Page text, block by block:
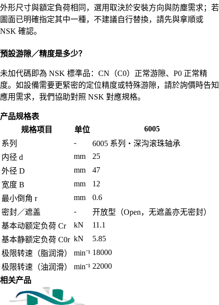
外形尺寸與額定負荷相同，選用取決於安裝方向與防塵需求；若
圖面已明確指定其中一種，不建議自行替換，請先與拿順或
NSK 確認。
預設游隙／精度是多少？
未加代碼即為 NSK 標準品：CN（C0）正常游隙、P0 正常精
度。如設備需要更緊密的定位精度或特殊游隙，請於詢價時告知
應用需求，我們協助對照 NSK 對應規格。
产品规格表
规格项目
单位
6005
系列
-
6005 系列・深沟滚珠轴承
内径 d
mm
25
外径 D
mm
47
宽度 B
mm
12
最小倒角 r
mm
0.6
密封／遮盖
-
开放型（Open，无遮盖亦无密封）
基本动额定负荷 Cr
kN
11.1
基本静额定负荷 C0r kN
5.85
极限转速（脂润滑）
min⁻¹ 18000
极限转速（油润滑）
min⁻¹ 22000
相关产品